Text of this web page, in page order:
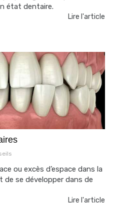
état dentaire.
Lire l'article
ou excès d’espace dans la
se développer dans de
Lire l'article